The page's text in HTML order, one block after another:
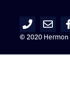
© 2020 Hermon